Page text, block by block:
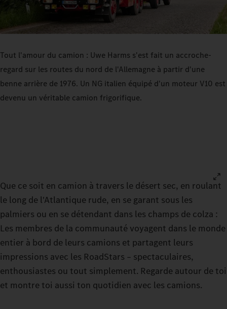
Tout l'amour du camion : Uwe Harms s'est fait un accroche-
regard sur les routes du nord de l'Allemagne à partir d'une
benne arrière de 1976. Un NG italien équipé d'un moteur V10 est
devenu un véritable camion frigorifique.
Que ce soit en camion à travers le désert sec, en roulant
le long de l'Atlantique rude, en se garant sous les
palmiers ou en se détendant dans les champs de colza :
Les membres de la communauté voyagent dans le monde
entier à bord de leurs camions et partagent leurs
impressions avec les RoadStars – spectaculaires,
enthousiastes ou tout simplement. Regarde autour de toi
et montre toi aussi ton quotidien avec les camions.